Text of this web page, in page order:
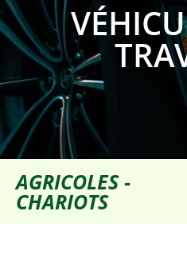
AGRICOLES -
CHARIOTS